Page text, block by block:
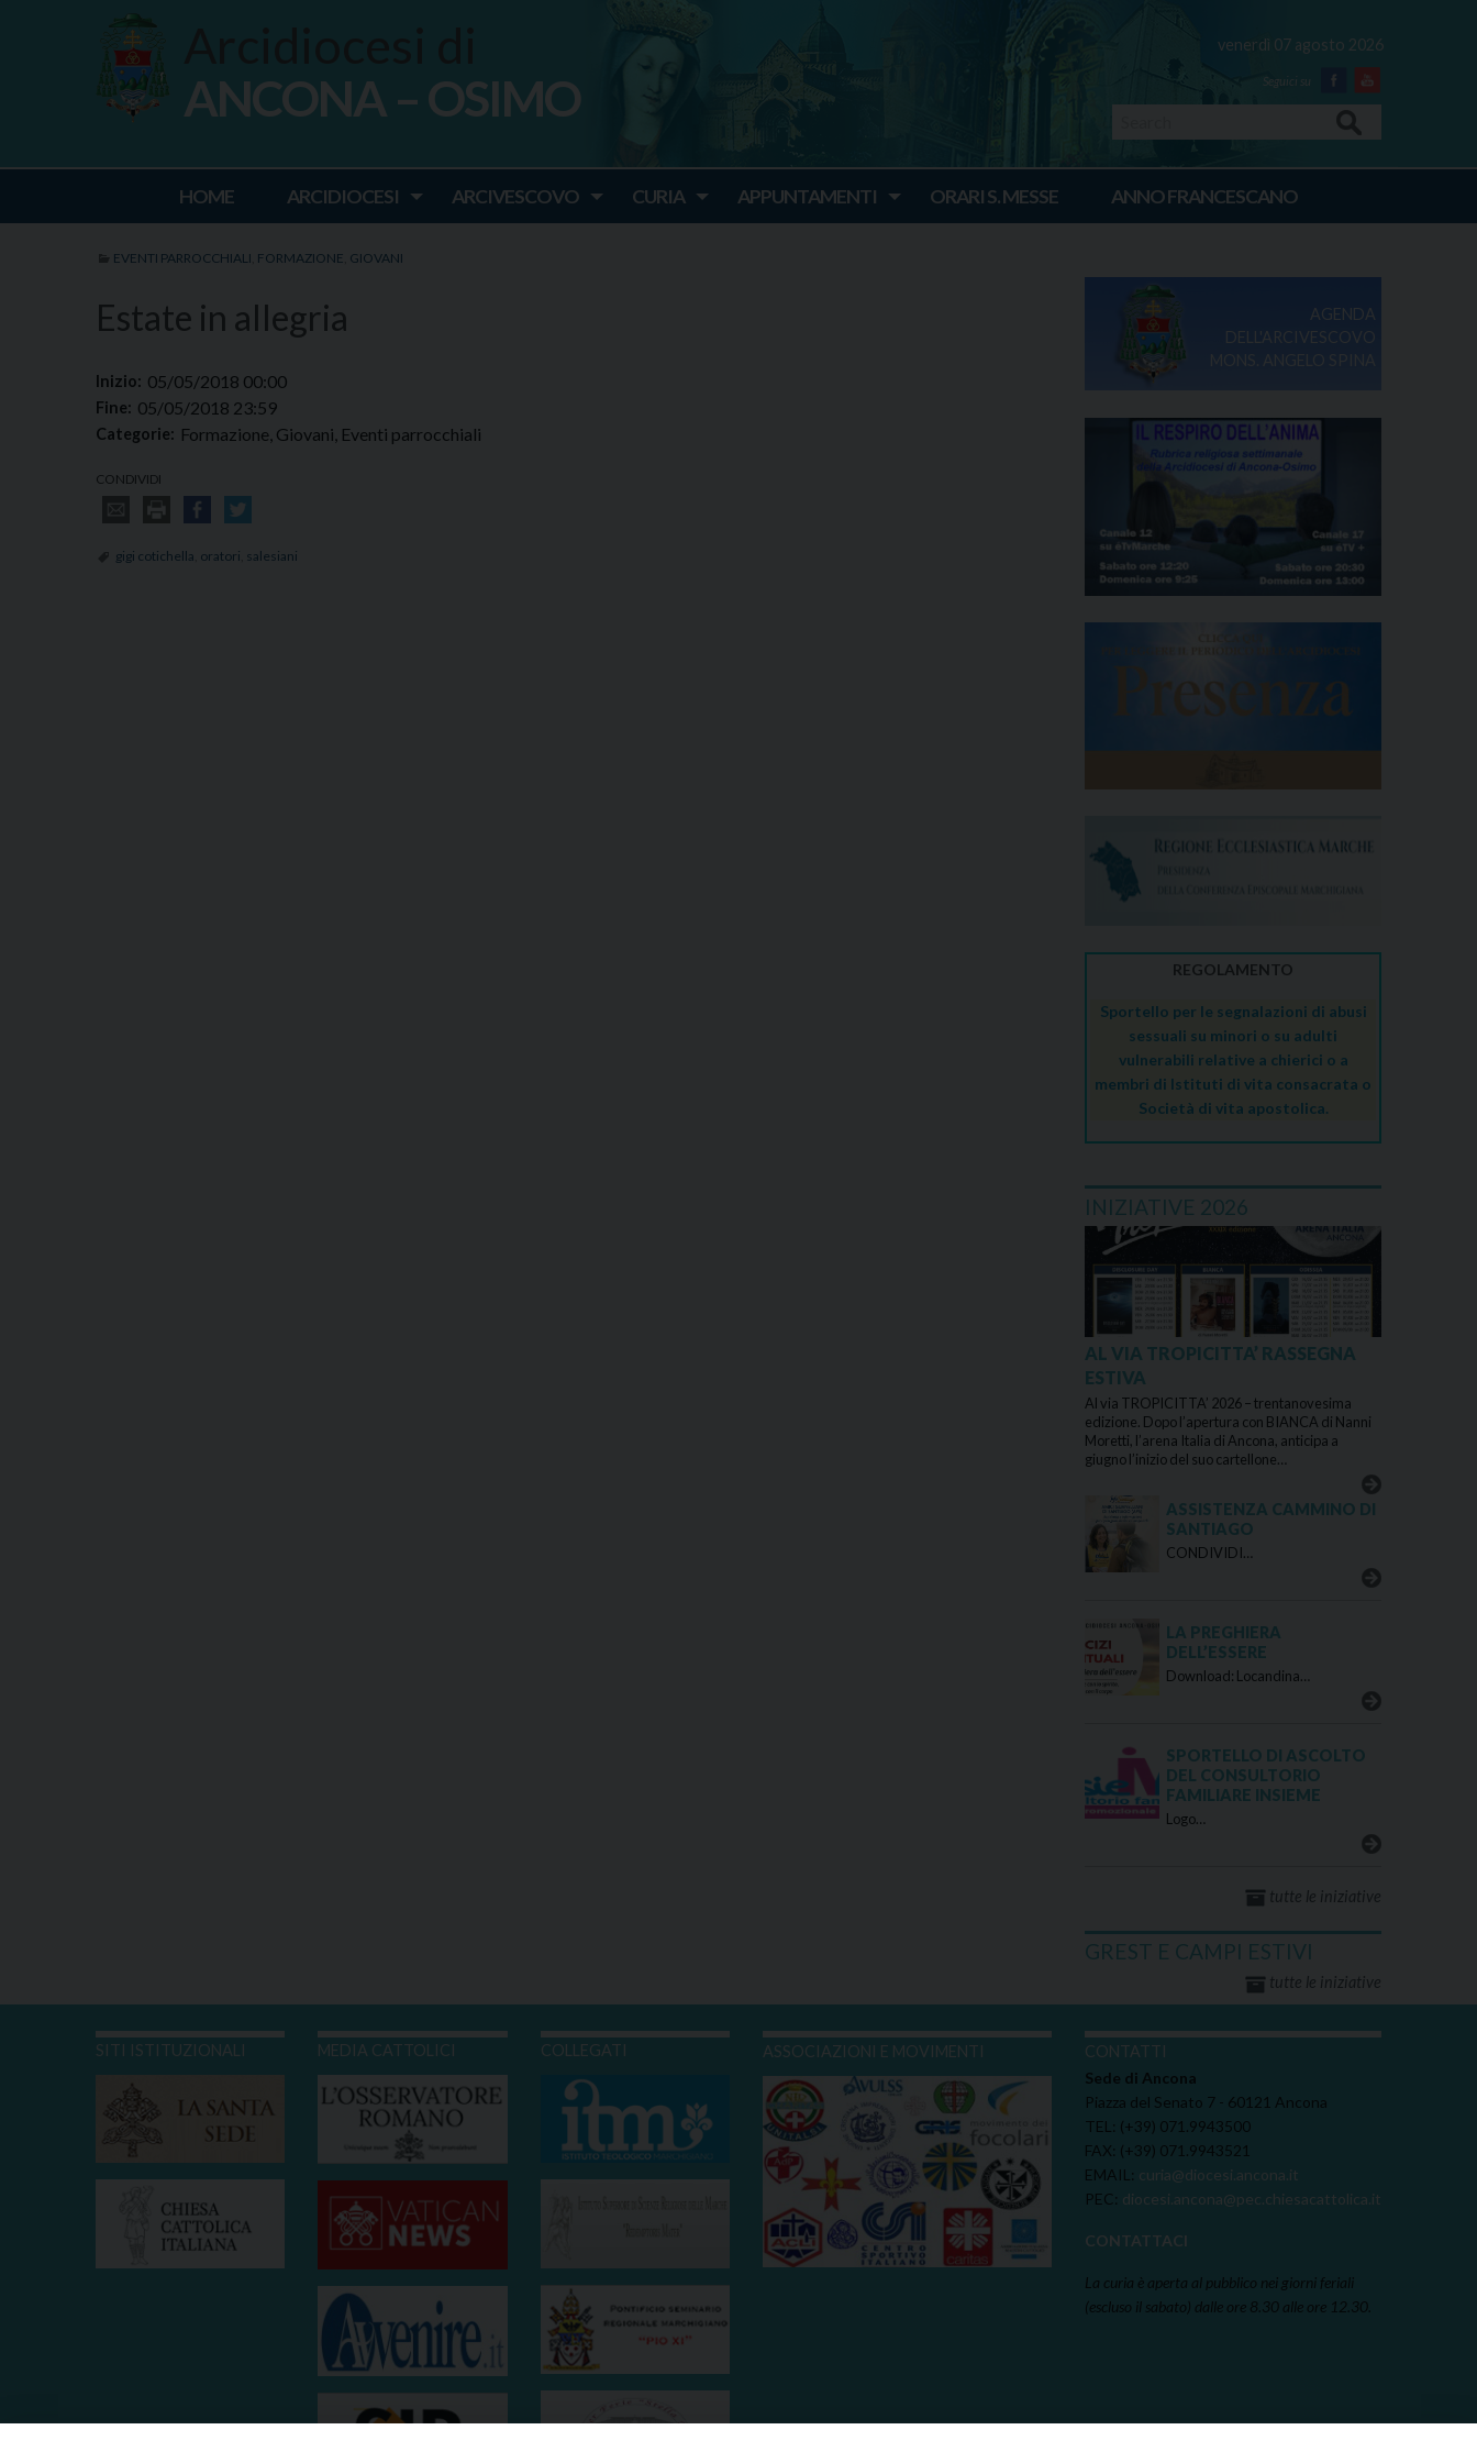
venerdì 07 agosto 2026
Facebook
Youtube
Ancona Osimo
ANCONA – OSIMO
HOME ARCIDIOCESI ARCIVESCOVO CURIA APPUNTAMENTI ORARI S. MESSE ANNO FRANCESCANO
EVENTI PARROCCHIALI FORMAZIONE GIOVANI
Estate in allegria
Inizio: 05/05/2018 00:00
Fine: 05/05/2018 23:59
Categorie: Formazione, Giovani, Eventi parrocchiali
CONDIVIDI
gigi cotichella oratori salesiani
AGENDA
DELL'ARCIVESCOVO
REGOLAMENTO
Sportello per le segnalazioni di abusi
sessuali su minori o su adulti
vulnerabili relative a chierici o a
membri di Istituti di vita consacrata o
Società di vita apostolica.
INIZIATIVE 2026
AL VIA TROPICITTA’ RASSEGNA
ESTIVA
Al via TROPICITTA’ 2026 – trentanovesima
edizione. Dopo l’apertura con BIANCA di Nanni
Moretti, l’arena Italia di Ancona, anticipa a
giugno l’inizio del suo cartellone…
ASSISTENZA CAMMINO DI
SANTIAGO
CONDIVIDI…
LA PREGHIERA
DELL’ESSERE
Download: Locandina…
SPORTELLO DI ASCOLTO
DEL CONSULTORIO
FAMILIARE INSIEME
Logo…
tutte le iniziative
GREST E CAMPI ESTIVI
tutte le iniziative
SITI ISTITUZIONALI MEDIA CATTOLICI COLLEGATI ASSOCIAZIONI E MOVIMENTI
CONTATTI
Sede di Ancona
Piazza del Senato 7 - 60121 Ancona
TEL: (+39) 071.9943500
FAX: (+39) 071.9943521
EMAIL: curia@diocesi.ancona.it
PEC: diocesi.ancona@pec.chiesacattolica.it
CONTATTACI
La curia è aperta al pubblico nei giorni feriali
(escluso il sabato) dalle ore 8.30 alle ore 12.30.